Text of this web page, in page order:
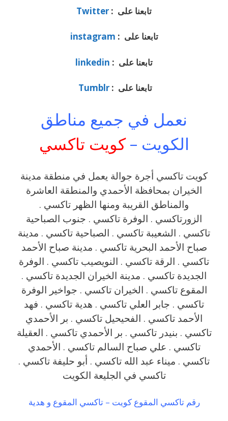
تابعنا على : Twitter
تابعنا على : instagram
تابعنا على : linkedin
تابعنا على :Tumblr
نعمل في جميع مناطق
الكويت –كويت تاكسي
كويت تاكسي أجرة جوالة يعمل في منطقة مدينة
الخيران بمحافظة الأحمدي والمنطقة العاشرة
والمناطق القريبة ‎‎ومنها الظهر تاكسي .
الزورتاكسي . الوفرة تاكسي . جنوب الصباحية
تاكسي . الشعيبة تاكسي . الصباحية تاكسي . مدينة
صباح الأحمد البحرية تاكسي . مدينة صباح الأحمد
تاكسي . الرقة تاكسي . النويصيب تاكسي . الوفرة
الجديدة تاكسي . مدينة الخيران الجديدة تاكسي .
المقوع تاكسي . الخيران تاكسي . جواخير الوفرة
تاكسي . جابر العلي تاكسي . هدية تاكسي . فهد
الأحمد تاكسي . الفحيحيل تاكسي . بر الأحمدي
تاكسي . بنيدر تاكسي . بر الأحمدي تاكسي . العقيلة
تاكسي . علي صباح السالم تاكسي . الأحمدي
تاكسي . ميناء عبد الله تاكسي . أبو حليفة تاكسي .
تاكسي في الجليعة الكويت
رقم تاكسي المقوع كويت – تاكسي المقوع و هدية